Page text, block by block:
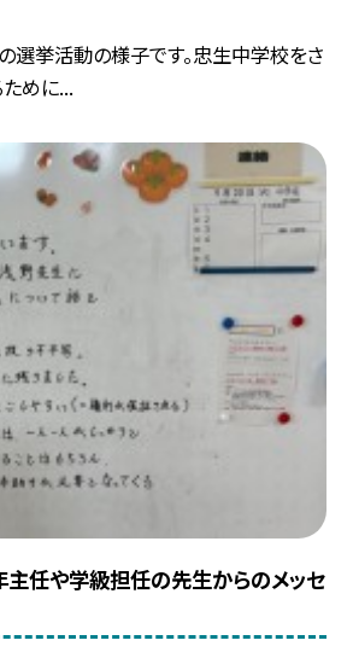
の選挙活動の様子です。忠生中学校をさ
めに...
年主任や学級担任の先生からのメッセ